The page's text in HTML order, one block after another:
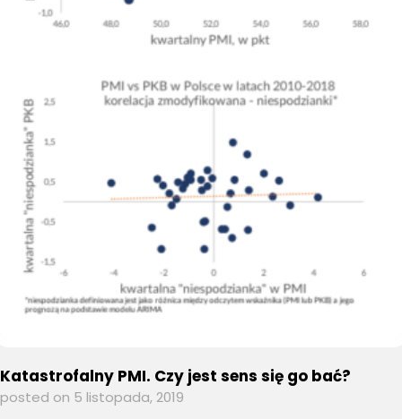
Katastrofalny PMI. Czy jest sens się go bać?
posted on 5 listopada, 2019